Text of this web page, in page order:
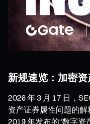
新规速览：加密
2026 年 3 月 17 日，
资产证券属性问题的
2019 年发布的“数字资